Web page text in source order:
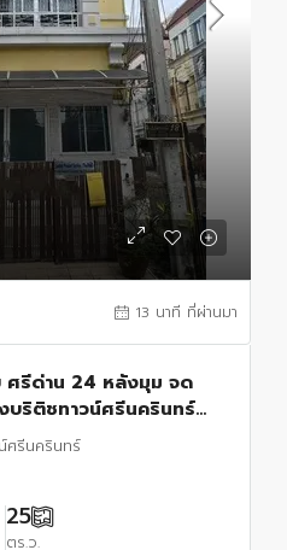
13 นาที ที่ผ่านมา
ศรีด่าน 24 หลังมุม จด
บริติชทาวน์ศรีนครินทร์
มวิท, เทพารักษ์
ศรีนครินทร์
25
ตร.ว.